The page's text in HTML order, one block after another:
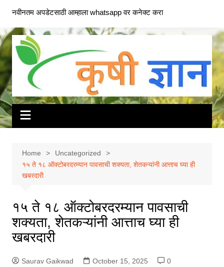
content
नवीनतम अपडेटसाठी आम्हाला whatsapp वर कनेक्ट करा
Home
Uncategorized
१५ ते १८ ऑक्टोबरदरम्यान पावसाची शक्यता, शेतकऱ्यांनी आत्ताच घ्या ही
खबरदारी
१५ ते १८ ऑक्टोबरदरम्यान पावसाची
शक्यता, शेतकऱ्यांनी आत्ताच घ्या ही
खबरदारी
Saurav Gaikwad October 15, 2025
0